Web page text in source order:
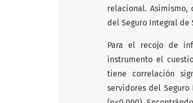
relacional.
del Seguro Integral de
Para el recojo de
instrumento el
tiene correlación
servidores del Seguro